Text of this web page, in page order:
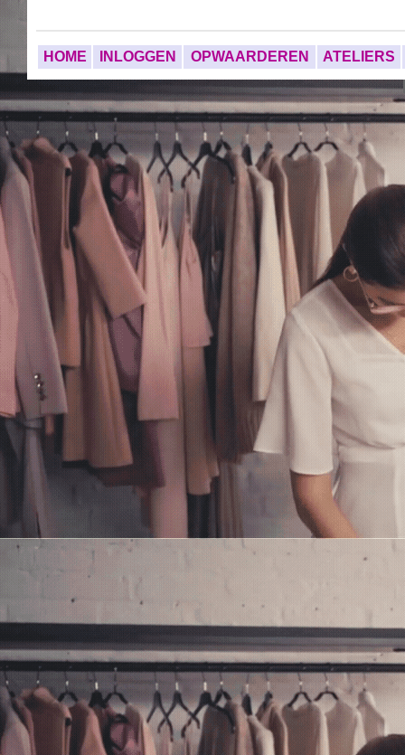
HOME INLOGGEN OPWAARDEREN ATELIERS